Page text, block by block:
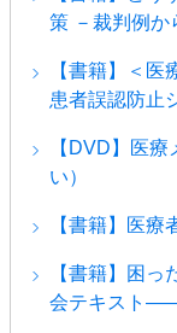
策 －裁判例か
【書籍】＜医
患者誤認防止
【DVD】医
い）
【書籍】医療
【書籍】困
会テキスト